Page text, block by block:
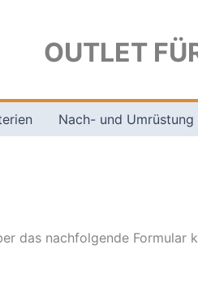
OUTLET
Nach- und Umrüstung
das nachfolgende